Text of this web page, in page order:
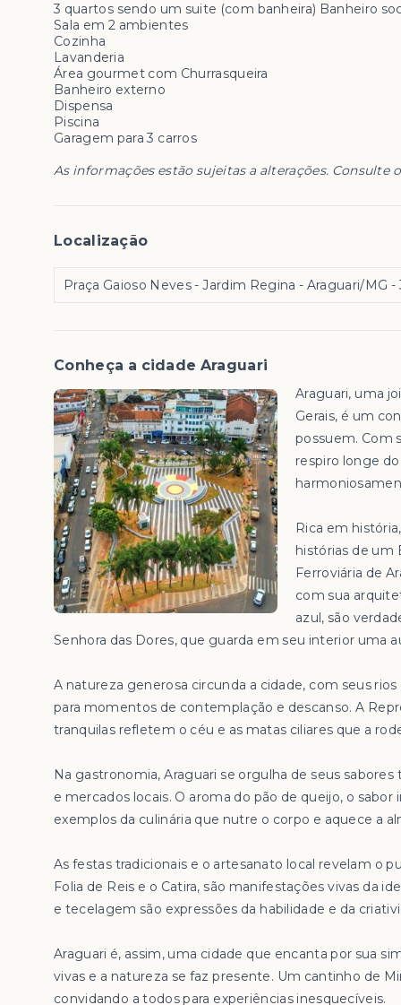
3 quartos sendo um suite (com banheira) Banheiro
Sala em 2 ambientes
Cozinha
Lavanderia
Área gourmet com Churrasqueira
Banheiro externo
Dispensa
Piscina
Garagem para 3 carros
As informações estão sujeitas a alterações. Consulte
Localização
Praça Gaioso Neves - Jardim Regina - Araguari/MG -
Conheça a cidade Araguari
Araguari, uma
Gerais, é um
possuem. Com
respiro longe
Rica em
histórias de um
Ferroviária de
com sua
azul, são
Senhora das Dores, que guarda em seu interior uma
A natureza generosa circunda a cidade, com seus
para momentos de contemplação e descanso. A
tranquilas refletem o céu e as matas ciliares que a
Na gastronomia, Araguari se orgulha de seus
e mercados locais. O aroma do pão de queijo, o
exemplos da culinária que nutre o corpo e aquece a
As festas tradicionais e o artesanato local revelam o
Folia de Reis e o Catira, são manifestações vivas da
e tecelagem são expressões da habilidade e da
Araguari é, assim, uma cidade que encanta por sua
vivas e a natureza se faz presente. Um cantinho de
convidando a todos para experiências inesquecíveis.